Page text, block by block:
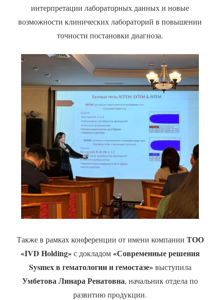
интерпретации лабораторных данных и новые
возможности клинических лабораторий в повышении
точности постановки диагноза.
Также в рамках конференции от имени компании ТОО
«IVD Holding»с докладом«Современные решения
Sysmex в гематологии и гемостазе»выступила
Умбетова Линара Ренатовна, начальник отдела по
развитию продукции.